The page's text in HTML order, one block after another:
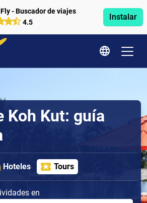
- Buscador de viajes
4.5
Instalar
Koh Kut: guía
Hoteles Tours
en